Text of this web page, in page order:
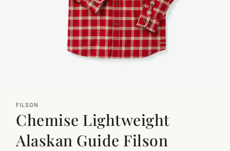
FILSON
Chemise Lightweight
Alaskan Guide Filson